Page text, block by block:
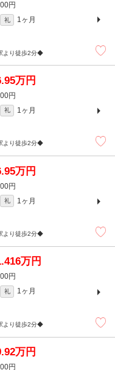
円
礼
1ヶ月
り徒歩2分◆
万円
円
礼
1ヶ月
り徒歩2分◆
万円
円
礼
1ヶ月
り徒歩2分◆
万円
円
礼
1ヶ月
り徒歩2分◆
万円
円